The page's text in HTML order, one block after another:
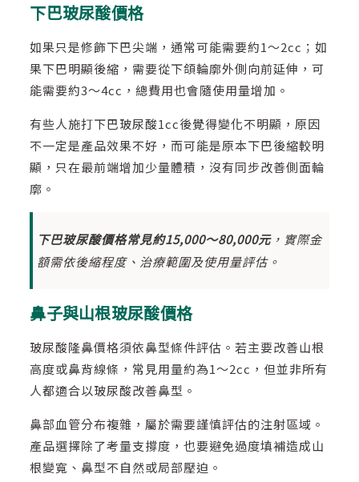
下巴玻尿酸價格
如果只是修飾下巴尖端，通常可能需要約1～2cc；如
果下巴明顯後縮，需要從下頜輪廓外側向前延伸，可
能需要約3～4cc，總費用也會隨使用量增加。
有些人施打下巴玻尿酸1cc後覺得變化不明顯，原因
不一定是產品效果不好，而可能是原本下巴後縮較明
顯，只在最前端增加少量體積，沒有同步改善側面輪
廓。
下巴玻尿酸價格常見約15,000～80,000元，實際金
額需依後縮程度、治療範圍及使用量評估。
鼻子與山根玻尿酸價格
玻尿酸隆鼻價格須依鼻型條件評估。若主要改善山根
高度或鼻背線條，常見用量約為1～2cc，但並非所有
人都適合以玻尿酸改善鼻型。
鼻部血管分布複雜，屬於需要謹慎評估的注射區域。
產品選擇除了考量支撐度，也要避免過度填補造成山
根變寬、鼻型不自然或局部壓迫。